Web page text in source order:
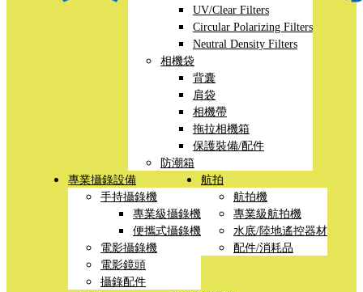
UV/Clear Filters
Circular Polarizing Filters
Neutral Density Filters
相機袋
背囊
肩袋
相機帶
拖拉相機箱
保護裝備/配件
防潮箱
專業攝錄設備
手持攝錄機
專業級攝錄機
便攜式攝錄機
電影攝錄機
電影鏡頭
攝錄配件
航拍
航拍機
專業級航拍機
水底/陸地遙控器材
配件/消耗品